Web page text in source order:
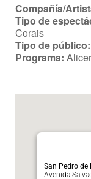
Compañía/
Tipo de
Corais
Tipo de público:
Programa:
San Pedro de
Avenida